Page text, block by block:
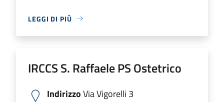
LEGGI DI PIÙ
IRCCS S. Raffaele PS Ostetrico
IndirizzoVia Vigorelli 3